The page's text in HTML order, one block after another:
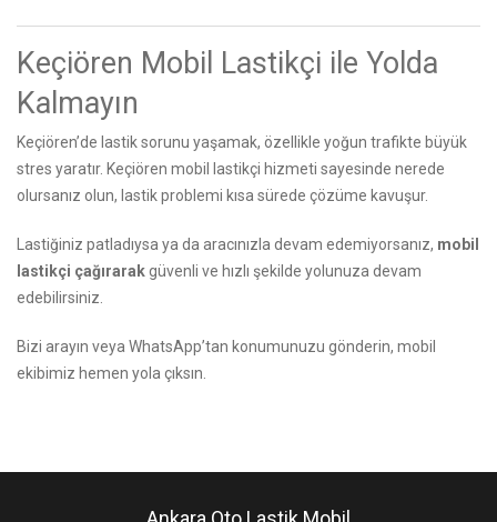
Keçiören Mobil Lastikçi ile Yolda
Kalmayın
Keçiören’de lastik sorunu yaşamak, özellikle yoğun trafikte büyük
stres yaratır. Keçiören mobil lastikçi hizmeti sayesinde nerede
olursanız olun, lastik problemi kısa sürede çözüme kavuşur.
Lastiğiniz patladıysa ya da aracınızla devam edemiyorsanız, mobil
lastikçi çağırarakgüvenli ve hızlı şekilde yolunuza devam
edebilirsiniz.
Bizi arayın veya WhatsApp’tan konumunuzu gönderin, mobil
ekibimiz hemen yola çıksın.